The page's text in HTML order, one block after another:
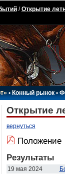
/Открытие
•Конный рынок•
Открытие
вернуться
Положение
Результаты
19 мая 2024